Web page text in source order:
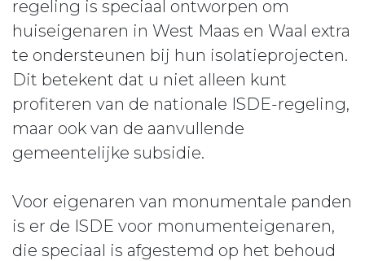
regeling is speciaal ontworpen om
huiseigenaren in West Maas en Waal extra
te ondersteunen bij hun isolatieprojecten.
Dit betekent dat u niet alleen kunt
profiteren van de nationale ISDE-regeling,
maar ook van de aanvullende
gemeentelijke subsidie.
Voor eigenaren van monumentale panden
is er de ISDE voor monumenteigenaren,
die speciaal is afgestemd op het behoud